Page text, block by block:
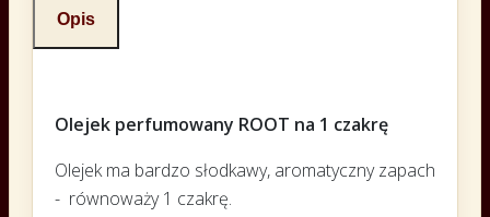
Opis
Olejek perfumowany ROOT na 1 czakrę
Olejek ma bardzo słodkawy, aromatyczny zapach
- równoważy 1 czakrę.